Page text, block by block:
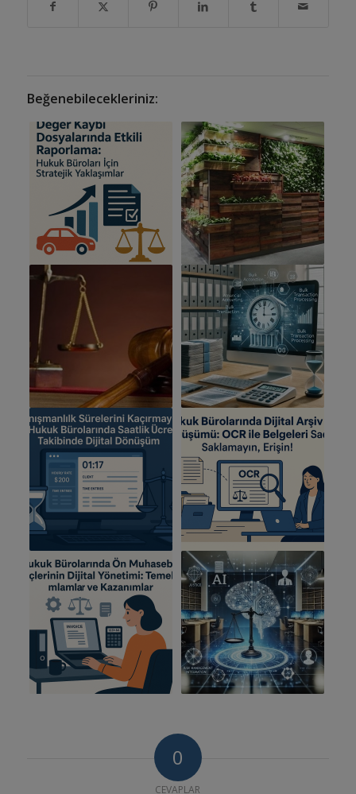
Beğenebilecekleriniz:
0
CEVAPLAR